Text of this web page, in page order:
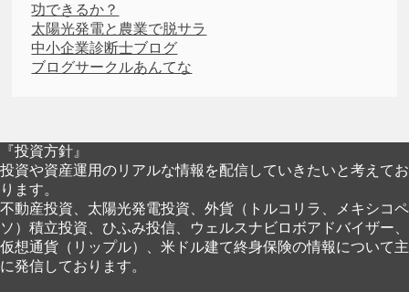
功できるか？
太陽光発電と農業で脱サラ
中小企業診断士ブログ
ブログサークルあんてな
『投資方針』
投資や資産運用のリアルな情報を配信していきたいと考えてお
ります。
不動産投資、太陽光発電投資、外貨（トルコリラ、メキシコペ
ソ）積立投資、ひふみ投信、ウェルスナビロボアドバイザー、
仮想通貨（リップル）、米ドル建て終身保険の情報について主
に発信しております。